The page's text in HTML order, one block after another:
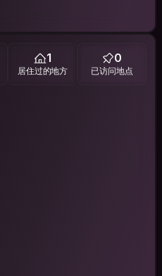
1
居住过的地方
0
已访问地点